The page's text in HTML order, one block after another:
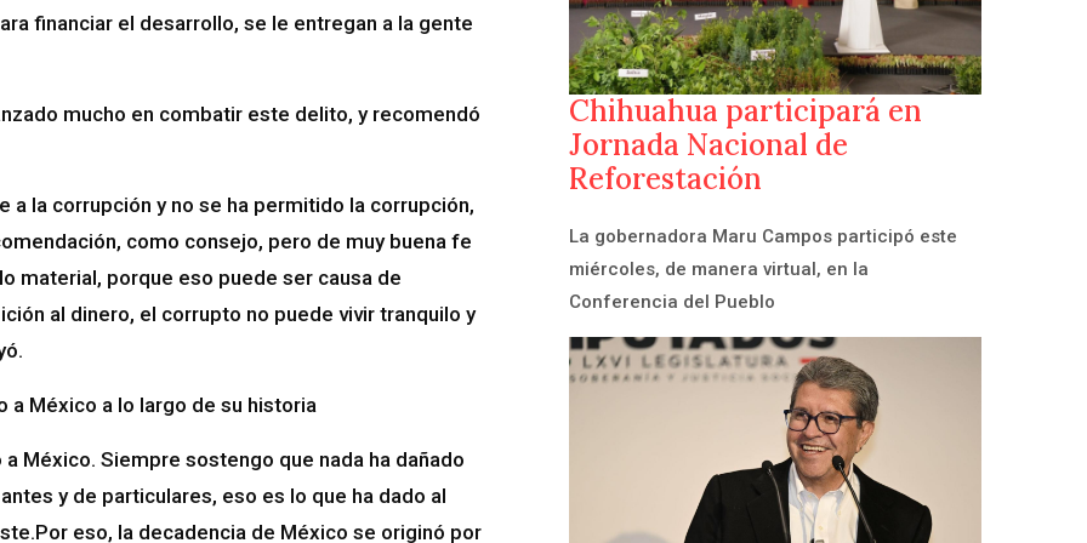
financiar el desarrollo, se le entregan a la gente
mucho en combatir este delito, y recomendó
a la corrupción y no se ha permitido la corrupción,
como consejo, pero de muy buena fe
material, porque eso puede ser causa de
al dinero, el corrupto no puede vivir tranquilo y
a México a lo largo de su historia
México. Siempre sostengo que nada ha dañado
y de particulares, eso es lo que ha dado al
eso, la decadencia de México se originó por
Chihuahua participará en
Jornada Nacional de
Reforestación
La gobernadora Maru Campos participó este
miércoles, de manera virtual, en la
Conferencia del Pueblo